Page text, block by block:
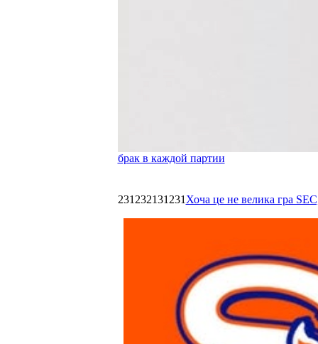
брак в каждой партии
231232131231 Хоча це не велика гра